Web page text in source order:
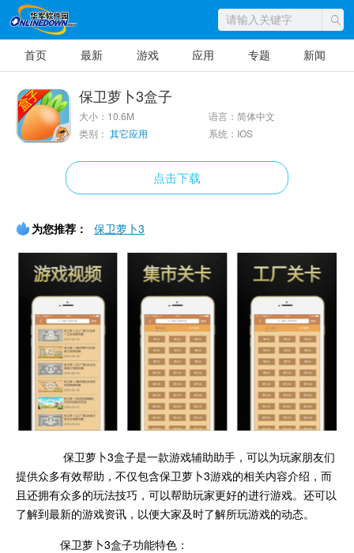
首页 最新 游戏 应用 专题 新闻
保卫萝卜3盒子
大小：10.6M
语言：简体中文
类别： 其它应用 系统：IOS
点击下载
为您推荐： 保卫萝卜3
保卫萝卜3盒子是一款游戏辅助助手，可以为玩家朋友们
提供众多有效帮助，不仅包含保卫萝卜3游戏的相关内容介绍，而
且还拥有众多的玩法技巧，可以帮助玩家更好的进行游戏。还可以
了解到最新的游戏资讯，以便大家及时了解所玩游戏的动态。
保卫萝卜3盒子功能特色：